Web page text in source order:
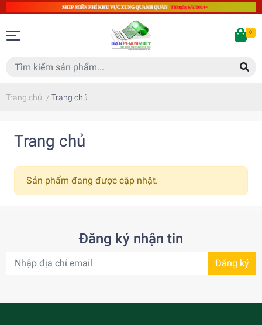
0
Trang chủ / Trang chủ
Trang chủ
Sản phẩm đang được cập nhật.
Đăng ký nhận tin
Đăng ký